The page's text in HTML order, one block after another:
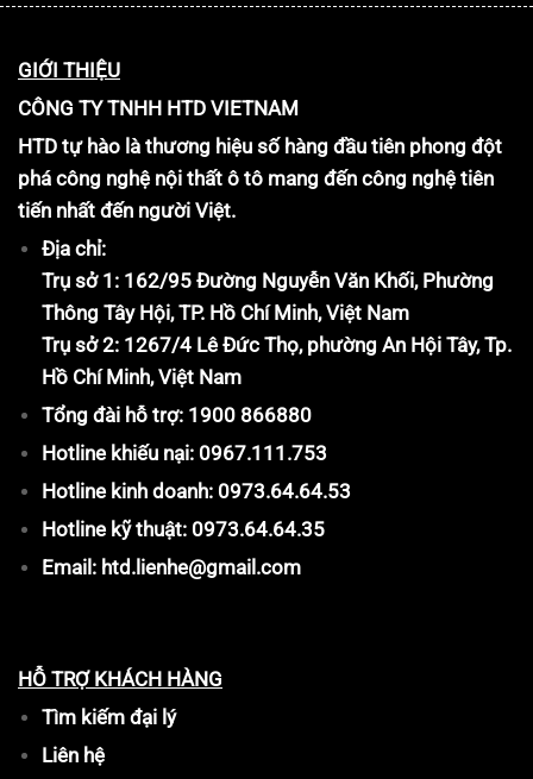
GIỚI THIỆU
CÔNG TY TNHH HTD VIETNAM
HTD tự hào là thương hiệu số hàng đầu tiên phong đột
phá công nghệ nội thất ô tô mang đến công nghệ tiên
tiến nhất đến người Việt.
Địa chỉ:
Trụ sở 1: 162/95 Đường Nguyễn Văn Khối, Phường
Thông Tây Hội, TP. Hồ Chí Minh, Việt Nam
Trụ sở 2: 1267/4 Lê Đức Thọ, phường An Hội Tây, Tp.
Hồ Chí Minh, Việt Nam
Tổng đài hỗ trợ: 1900 866880
Hotline khiếu nại: 0967.111.753
Hotline kinh doanh: 0973.64.64.53
Hotline kỹ thuật: 0973.64.64.35
Email: htd.lienhe@gmail.com
HỖ TRỢ KHÁCH HÀNG
Tìm kiếm đại lý
Liên hệ